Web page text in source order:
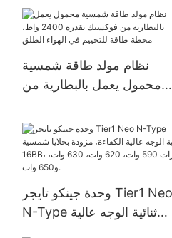
و100 واط، مزود بجهاز تحكم
عن بعد، ومستشعر حركة،
ومقاوم للماء بمعيار IP65،
وبطارية ليثيوم.
نظام مولد طاقة شمسية
محمول يعمل بالبطارية من
محطة طاقة للتخييم في الهواء
الطلق
وحدة جينكو تايجر Tier1 Neo
N-Type ثنائية الوجه عالية